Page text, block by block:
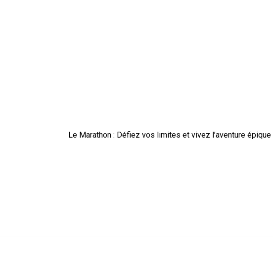
Le Marathon : Défiez vos limites et vivez l’aventure